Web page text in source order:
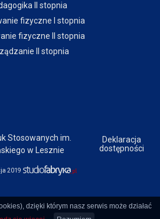
II stopnia
fizyczne I stopnia
fizyczne II stopnia
II stopnia
Stosowanych im.
w Lesznie
Deklaracja
dostępności
2019
dzięki którym nasz serwis może działać